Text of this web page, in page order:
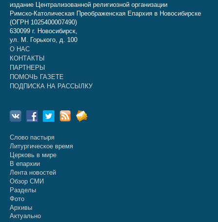
издание Централизованной религиозной организации
Римско-Католическая Преображенская Епархия в Новосибирске
(ОГРН 1025400007490)
630099 г. Новосибирск,
ул. М. Горького, д. 100
О НАС
КОНТАКТЫ
ПАРТНЕРЫ
ПОМОЧЬ ГАЗЕТЕ
ПОДПИСКА НА РАССЫЛКУ
Слово пастыря
Литургическое время
Церковь в мире
В епархии
Лента новостей
Обзор СМИ
Разделы
Фото
Архивы
Актуально